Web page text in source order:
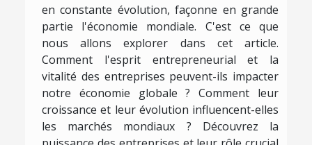
en constante évolution, façonne en grande
partie l'économie mondiale. C'est ce que
nous allons explorer dans cet article.
Comment l'esprit entrepreneurial et la
vitalité des entreprises peuvent-ils impacter
notre économie globale ? Comment leur
croissance et leur évolution influencent-elles
les marchés mondiaux ? Découvrez la